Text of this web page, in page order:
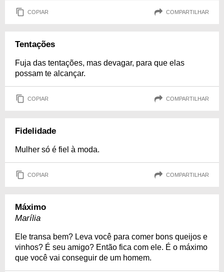
COPIAR COMPARTILHAR
Tentações
Fuja das tentações, mas devagar, para que elas
possam te alcançar.
COPIAR COMPARTILHAR
Fidelidade
Mulher só é fiel à moda.
COPIAR COMPARTILHAR
Máximo
Marília
Ele transa bem? Leva você para comer bons queijos e
vinhos? É seu amigo? Então fica com ele. É o máximo
que você vai conseguir de um homem.